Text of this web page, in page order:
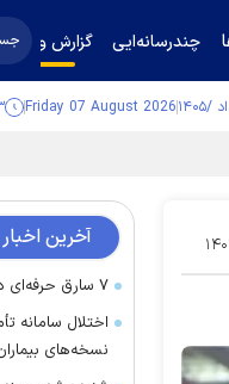
چندرسانه‌ایی گزارش و
Friday 07 August 2026
۲۶ آخرین اخبار
۷ سارق حرفه‌ای در بابل دستگیر شدند
اختلال سامانه
نسخه‌های